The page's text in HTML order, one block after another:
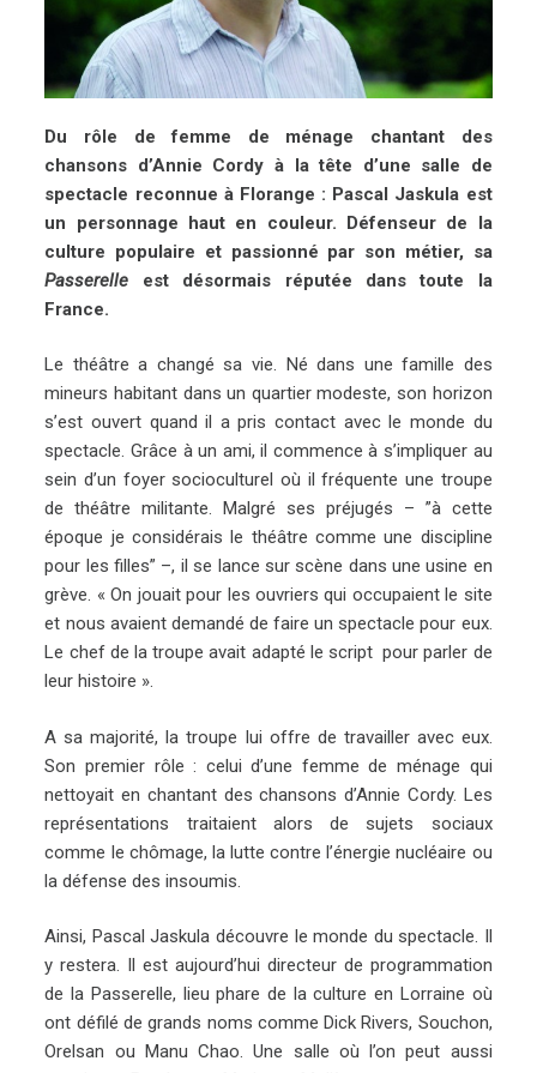
Du rôle de femme de ménage chantant des
chansons d’Annie Cordy à la tête d’une salle de
spectacle reconnue à Florange : Pascal Jaskula est
un personnage haut en couleur. Défenseur de la
culture populaire et passionné par son métier, sa
Passerelle est désormais réputée dans toute la
France.
Le théâtre a changé sa vie. Né dans une famille des
mineurs habitant dans un quartier modeste, son horizon
s’est ouvert quand il a pris contact avec le monde du
spectacle. Grâce à un ami, il commence à s’impliquer au
sein d’un foyer socioculturel où il fréquente une troupe
de théâtre militante. Malgré ses préjugés – ”à cette
époque je considérais le théâtre comme une discipline
pour les filles” –, il se lance sur scène dans une usine en
grève. « On jouait pour les ouvriers qui occupaient le site
et nous avaient demandé de faire un spectacle pour eux.
Le chef de la troupe avait adapté le script pour parler de
leur histoire ».
A sa majorité, la troupe lui offre de travailler avec eux.
Son premier rôle : celui d’une femme de ménage qui
nettoyait en chantant des chansons d’Annie Cordy. Les
représentations traitaient alors de sujets sociaux
comme le chômage, la lutte contre l’énergie nucléaire ou
la défense des insoumis.
Ainsi, Pascal Jaskula découvre le monde du spectacle. Il
y restera. Il est aujourd’hui directeur de programmation
de la Passerelle, lieu phare de la culture en Lorraine où
ont défilé de grands noms comme Dick Rivers, Souchon,
Orelsan ou Manu Chao. Une salle où l’on peut aussi